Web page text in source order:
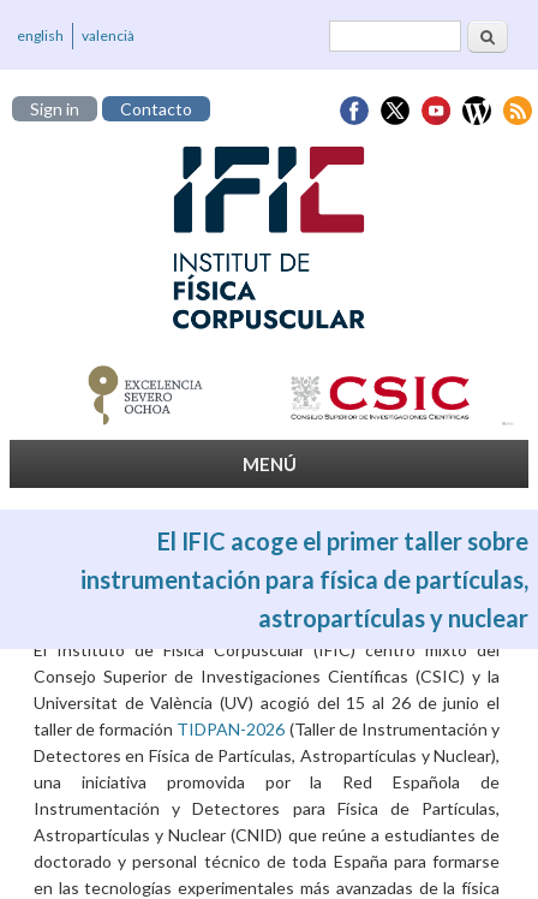
Formulario deBuscar
english valencià
Sign in Contacto
MENÚ
El IFIC acoge el primer taller sobre
instrumentación para física de partículas,
astropartículas y nuclear
El Instituto de Física Corpuscular (IFIC) centro mixto del
Consejo Superior de Investigaciones Científicas (CSIC) y la
Universitat de València (UV) acogió del 15 al 26 de junio el
taller de formación TIDPAN-2026 (Taller de Instrumentación y
Detectores en Física de Partículas, Astropartículas y Nuclear),
una iniciativa promovida por la Red Española de
Instrumentación y Detectores para Física de Partículas,
Astropartículas y Nuclear (CNID) que reúne a estudiantes de
doctorado y personal técnico de toda España para formarse
en las tecnologías experimentales más avanzadas de la física